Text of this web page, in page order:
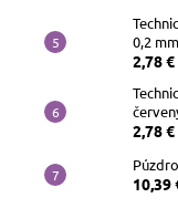
0,2 mm
2,78 €
2,78 €
10,39